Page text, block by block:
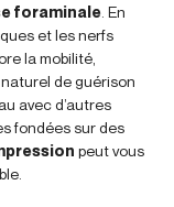
foraminale . En
et les nerfs
la mobilité,
de guérison
avec d’autres
fondées sur des
peut vous